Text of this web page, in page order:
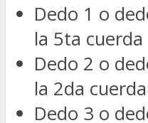
Dedo 1 o
la 5ta
Dedo 2 o
la 2da
Dedo 3 o